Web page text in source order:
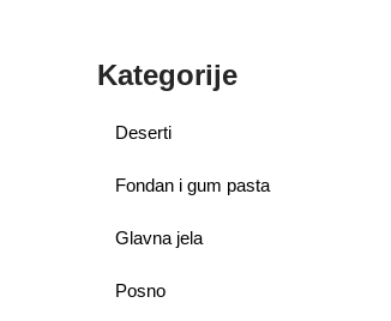
Kategorije
Deserti
Fondan i gum pasta
Glavna jela
Posno